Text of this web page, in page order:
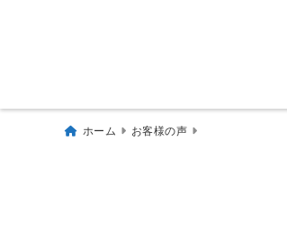
ホーム お客様の声